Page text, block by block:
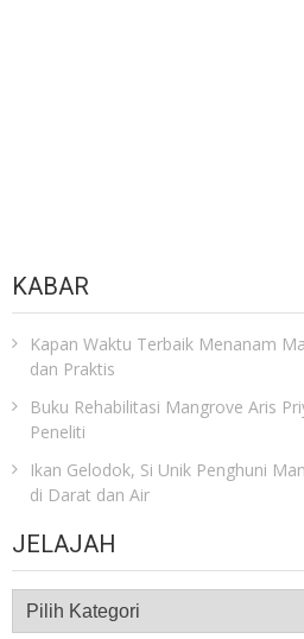
KABAR
Kapan Waktu Terbaik Menanam
dan Praktis
Buku Rehabilitasi Mangrove Aris
Peneliti
Ikan Gelodok, Si Unik Penghuni
di Darat dan Air
JELAJAH
JELAJAH